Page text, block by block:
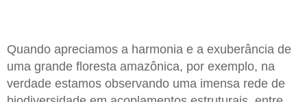
Quando apreciamos a harmonia e a exuberância de
uma grande floresta amazônica, por exemplo, na
verdade estamos observando uma imensa rede de